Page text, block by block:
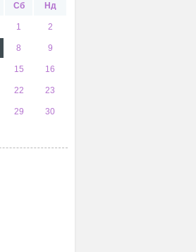
Сб Нд
1 2
8 9
15 16
22 23
29 30